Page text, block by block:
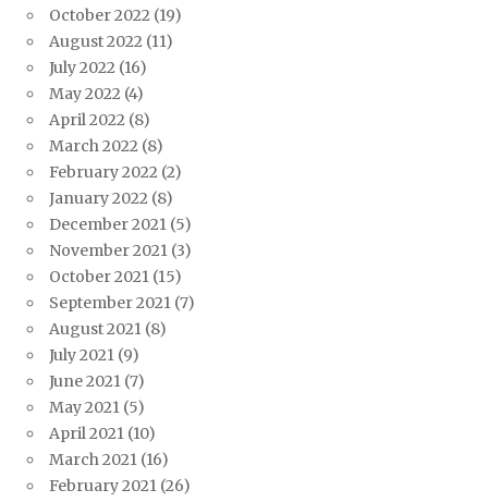
October 2022 (19)
August 2022 (11)
July 2022 (16)
May 2022 (4)
April 2022 (8)
March 2022 (8)
February 2022 (2)
January 2022 (8)
December 2021 (5)
November 2021 (3)
October 2021 (15)
September 2021 (7)
August 2021 (8)
July 2021 (9)
June 2021 (7)
May 2021 (5)
April 2021 (10)
March 2021 (16)
February 2021 (26)